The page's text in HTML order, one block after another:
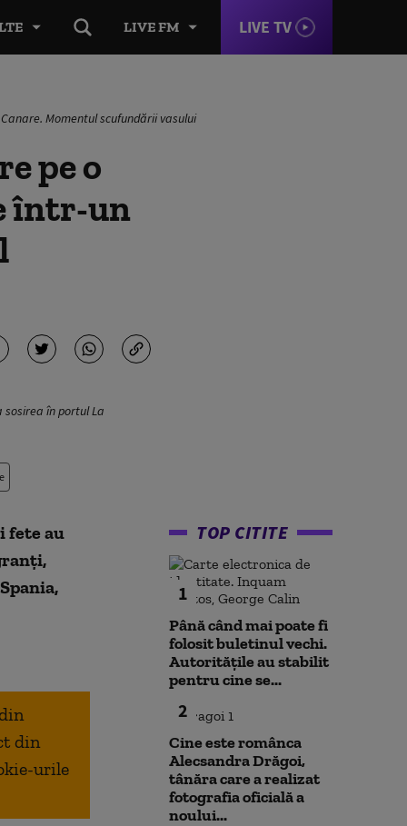
LIVE FM LIVE TV
Momentul scufundării vasului
pe o
într-un
în portul La
fete au
din
urile
TOP CITITE
1
Până când mai poate fi
folosit buletinul vechi.
Autoritățile au stabilit
pentru cine se...
2
Cine este românca
Alecsandra Drăgoi,
tânăra care a realizat
fotografia oficială a
noului...